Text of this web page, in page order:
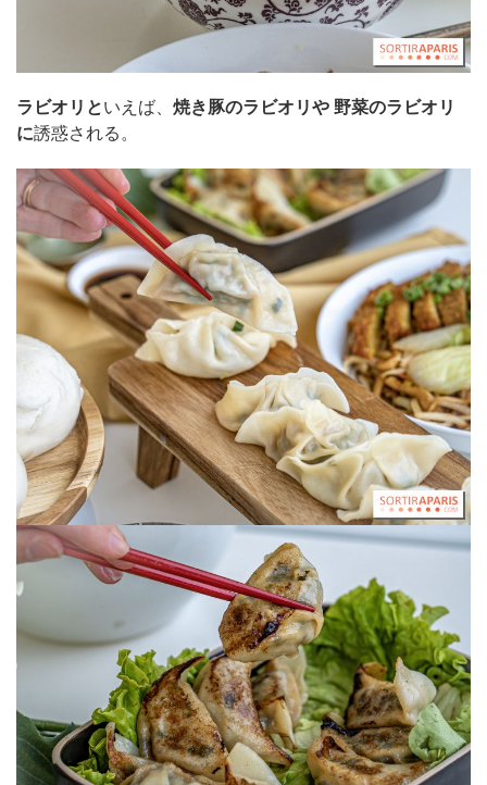
ラビオリといえば、 焼き豚のラビオリや野菜のラビオリ
に誘惑される。